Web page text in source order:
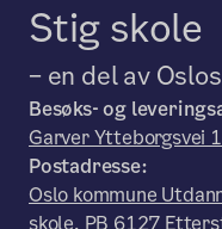
Stig skole
– en del av
Besøks- og
Garver Ytteborgsvei
Postadresse:
Oslo kommune